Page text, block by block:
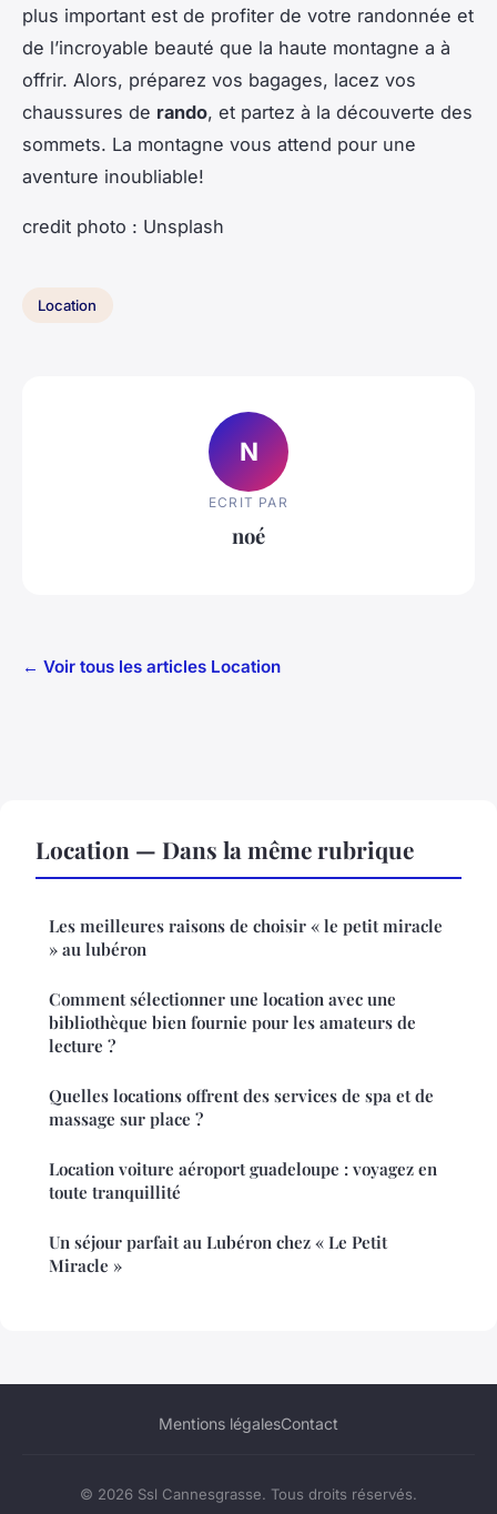
plus important est de profiter de votre randonnée et
de l’incroyable beauté que la haute montagne a à
offrir. Alors, préparez vos bagages, lacez vos
chaussures de rando, et partez à la découverte des
sommets. La montagne vous attend pour une
aventure inoubliable!
credit photo : Unsplash
Location
N
ECRIT PAR
noé
← Voir tous les articles Location
Location — Dans la même rubrique
Les meilleures raisons de choisir « le petit miracle
» au lubéron
Comment sélectionner une location avec une
bibliothèque bien fournie pour les amateurs de
lecture ?
Quelles locations offrent des services de spa et de
massage sur place ?
Location voiture aéroport guadeloupe : voyagez en
toute tranquillité
Un séjour parfait au Lubéron chez « Le Petit
Miracle »
Mentions légalesContact
© 2026 Ssl Cannesgrasse. Tous droits réservés.